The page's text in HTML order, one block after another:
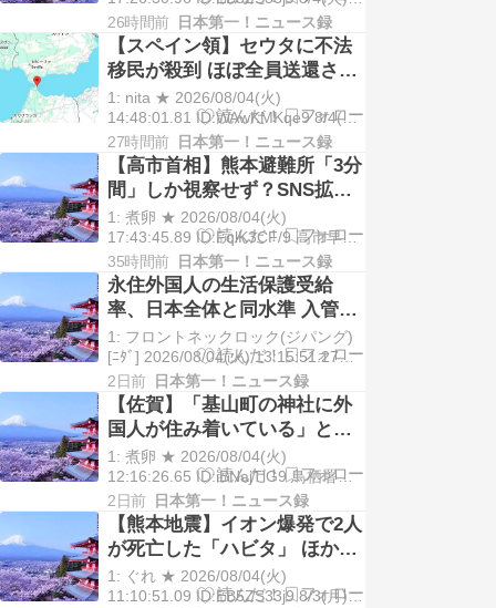
弾”
12:30配信 東洋経済オンライン 高市
早苗首相が決断した、食料品の消費
税率を来年4月から2年間1％に引き
下げ […]
26時間前 日本第一！ニュース録
【スペイン領】セウタに不法
移民が殺到 ほぼ全員送還され
る
1: nita ★ 2026/08/04(火)
14:48:01.81 ID:WAwKMKqe9 8/4(火)
9:57配信 ABEMA TIMES編集部 スペ
インの飛び地セウタにモロッコから
の不法移民が押し寄せた問題 […]
27時間前 日本第一！ニュース録
【高市首相】熊本避難所「3分
間」しか視察せず？SNS拡散
内閣広報官「51分間」だと否
定
1: 煮卵 ★ 2026/08/04(火)
17:43:45.89 ID:FqlK3CF/9 高市早苗
首相は2026年8月3日、最大震度7を
観測した熊本地震の被災地を視察
し、熊本県氷川町の避難所となって
いる氷川中学校を訪 […]
35時間前 日本第一！ニュース録
永住外国人の生活保護受給
率、日本全体と同水準 入管庁
調査 ガイドライン改定へ
1: フロントネックロック(ジパング)
[ﾆﾀﾞ] 2026/08/04(火) 13:15:51.27
ID:UJupbfAj0● BE:897196411-
PLT(21000) 出入国在留管理庁が国
内の一部の永住外国人 […]
2日前 日本第一！ニュース録
【佐賀】「基山町の神社に外
国人が住み着いている」と通
報 不法残留疑いでネパール国
籍の男逮捕
1: 煮卵 ★ 2026/08/04(火)
12:16:26.65 ID:iBNajTlG9 鳥栖署は3
日、入管難民法違反（不法残留）の
疑いで、ネパール国籍で住所不定、
職業不詳の男（22）を現行犯逮捕し
た。 逮捕容疑 […]
2日前 日本第一！ニュース録
【熊本地震】イオン爆発で2人
が死亡した「ハビタ」 ほかの
3店舗でも売上金の金庫保管を
指示
1: ぐれ ★ 2026/08/04(火)
11:10:51.09 ID:EB5ZS33j9 8/3(月)